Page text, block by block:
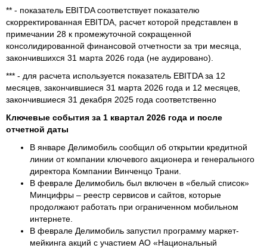
** - показатель EBITDA соответствует показателю
скорректированная EBITDA, расчет которой представлен в
примечании 28 к промежуточной сокращенной
консолидированной финансовой отчетности за три месяца,
закончившихся 31 марта 2026 года (не аудировано).
*** - для расчета используется показатель EBITDA за 12
месяцев, закончившиеся 31 марта 2026 года и 12 месяцев,
закончившиеся 31 декабря 2025 года соответственно
Ключевые события за 1 квартал 2026 года и после
отчетной даты
В январе Делимобиль сообщил об открытии кредитной
линии от компании ключевого акционера и генерального
директора Компании Винченцо Трани.
В феврале Делимобиль был включен в «белый список»
Минцифры – реестр сервисов и сайтов, которые
продолжают работать при ограниченном мобильном
интернете.
В феврале Делимобиль запустил программу маркет-
мейкинга акций с участием АО «Национальный